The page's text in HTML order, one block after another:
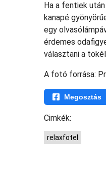
Ha a fentiek
kanapé
egy
érdemes
választani a
A fotó forrása:
Megosztás
Cimkék:
relaxfotel